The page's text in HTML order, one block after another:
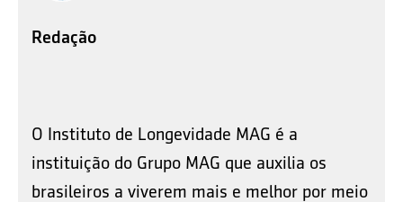
Redação
O Instituto de Longevidade MAG é a
instituição do Grupo MAG que auxilia os
brasileiros a viverem mais e melhor por meio